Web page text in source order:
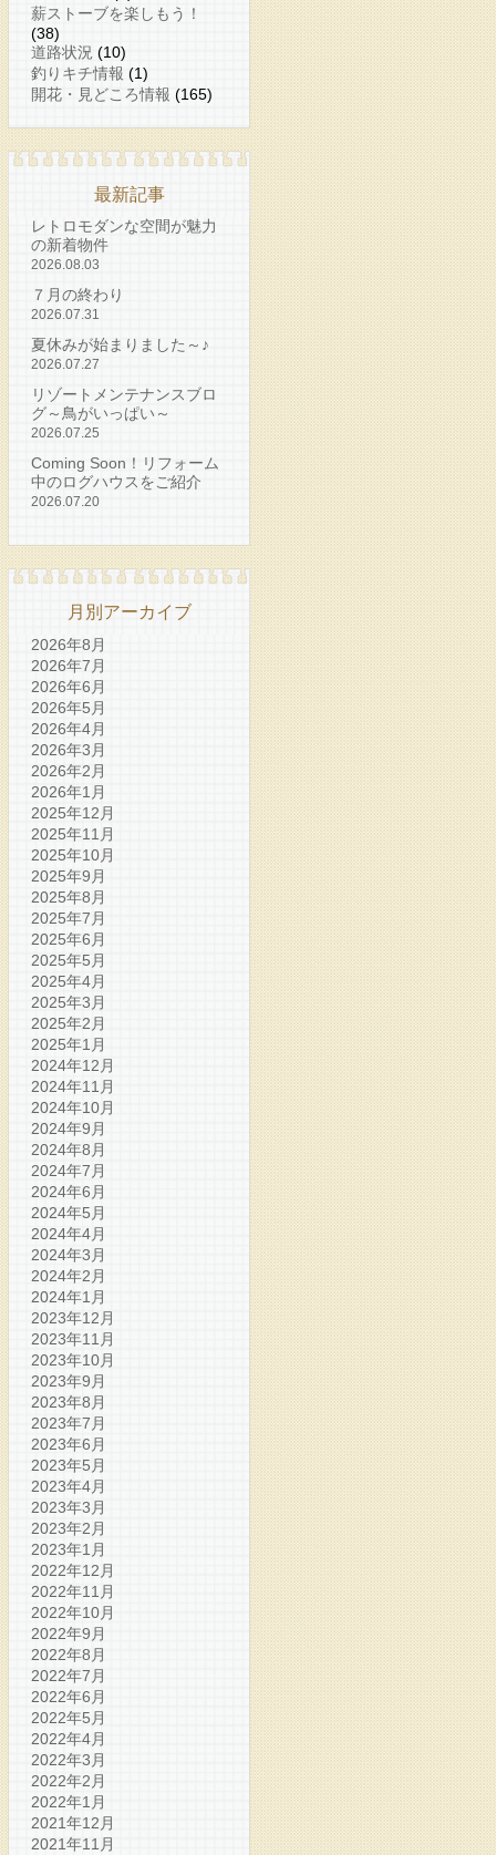
薪ストーブを楽しもう！
(38)
道路状況 (10)
釣りキチ情報 (1)
開花・見どころ情報 (165)
最新記事
レトロモダンな空間が魅力
の新着物件
2026.08.03
７月の終わり
2026.07.31
夏休みが始まりました～♪
2026.07.27
リゾートメンテナンスブロ
グ～鳥がいっぱい～
2026.07.25
Coming Soon！リフォーム
中のログハウスをご紹介
2026.07.20
月別アーカイブ
2026年8月
2026年7月
2026年6月
2026年5月
2026年4月
2026年3月
2026年2月
2026年1月
2025年12月
2025年11月
2025年10月
2025年9月
2025年8月
2025年7月
2025年6月
2025年5月
2025年4月
2025年3月
2025年2月
2025年1月
2024年12月
2024年11月
2024年10月
2024年9月
2024年8月
2024年7月
2024年6月
2024年5月
2024年4月
2024年3月
2024年2月
2024年1月
2023年12月
2023年11月
2023年10月
2023年9月
2023年8月
2023年7月
2023年6月
2023年5月
2023年4月
2023年3月
2023年2月
2023年1月
2022年12月
2022年11月
2022年10月
2022年9月
2022年8月
2022年7月
2022年6月
2022年5月
2022年4月
2022年3月
2022年2月
2022年1月
2021年12月
2021年11月